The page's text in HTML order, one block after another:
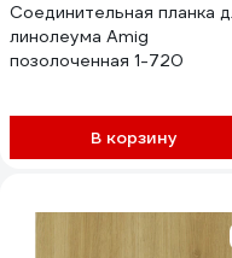
Соединительная планка
линолеума Amig
позолоченная 1-720
В корзину